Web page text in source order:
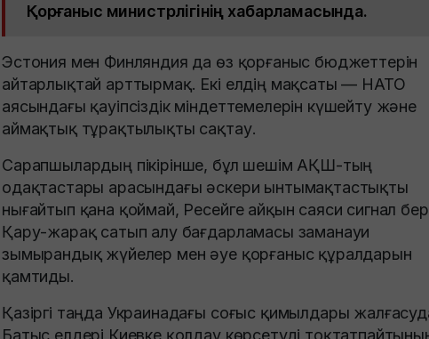
Қорғаныс министрлігінің хабарламасында.
Эстония мен Финляндия да өз қорғаныс бюджеттерін
айтарлықтай арттырмақ. Екі елдің мақсаты — НАТО
аясындағы қауіпсіздік міндеттемелерін күшейту және
аймақтық тұрақтылықты сақтау.
Сарапшылардың пікірінше, бұл шешім АҚШ-тың
одақтастары арасындағы әскери ынтымақтастықты
нығайтып қана қоймай, Ресейге айқын саяси сигнал
Қару-жарақ сатып алу бағдарламасы заманауи
зымырандық жүйелер мен әуе қорғаныс құралдарын
қамтиды.
Қазіргі таңда Украинадағы соғыс қимылдары
Батыс елдері Киевке қолдау көрсетуді